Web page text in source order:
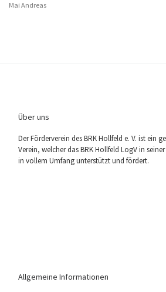
Mai Andreas
Über uns
Der För­der­ver­ein des BRK Holl­feld e. V. ist ein
Ver­ein, wel­cher das BRK Holl­feld LogV in
in vol­lem Umfang unter­stützt und fördert.
Allgemeine Informationen